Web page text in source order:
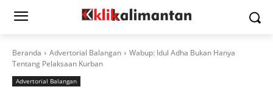
Beranda Advertorial Balangan
Wabup: Idul Adha Bukan Hanya
Tentang Pelaksaan Kurban
Advertorial Balangan